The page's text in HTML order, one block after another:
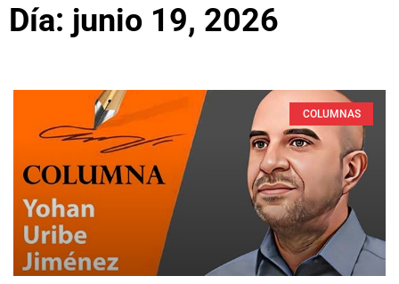
Día: junio 19, 2026
COLUMNAS